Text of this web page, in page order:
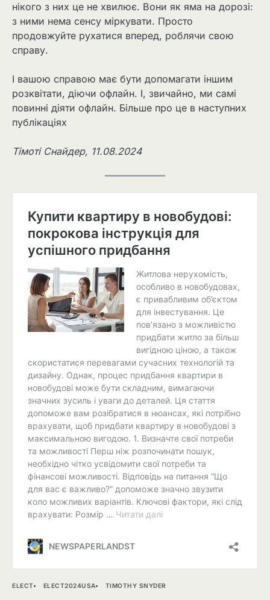
нікого з них це не хвилює. Вони як яма на дорозі:
з ними нема сенсу міркувати. Просто
продовжуйте рухатися вперед, роблячи свою
справу.
І вашою справою має бути допомагати іншим
розквітати, діючи офлайн. І, звичайно, ми самі
повинні діяти офлайн. Більше про це в наступних
публікаціях
Тімоті Снайдер, 11.08.2024
ELECT ELECT2024USA TIMOTHY SNYDER